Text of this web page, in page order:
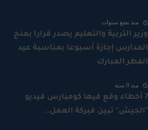
منذ بضع سنوات
وزير التربية والتعليم يصدر قرارا بمنح
المدارس إجازة أسبوعا بمناسبة عيد
الفطر المبارك
منذ 9 سنة
7 أخطاء وقع فيها كومبارس فيديو
"الجيش" تبين فبركة العمل..